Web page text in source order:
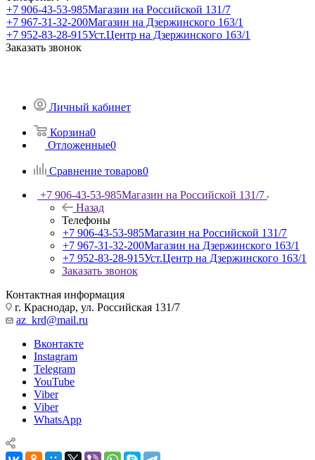
+7 906-43-53-985Магазин на Российской 131/7
+7 967-31-32-200Магазин на Дзержинского 163/1
+7 952-83-28-915Уст.Центр на Дзержинского 163/1
Заказать звонок
Личный кабинет
Корзина0
Отложенные0
Сравнение товаров0
+7 906-43-53-985Магазин на Российской 131/7
Назад
Телефоны
+7 906-43-53-985Магазин на Российской 131/7
+7 967-31-32-200Магазин на Дзержинского 163/1
+7 952-83-28-915Уст.Центр на Дзержинского 163/1
Заказать звонок
Контактная информация
г. Краснодар, ул. Российская 131/7
az_krd@mail.ru
Вконтакте
Instagram
Telegram
YouTube
Viber
Viber
WhatsApp